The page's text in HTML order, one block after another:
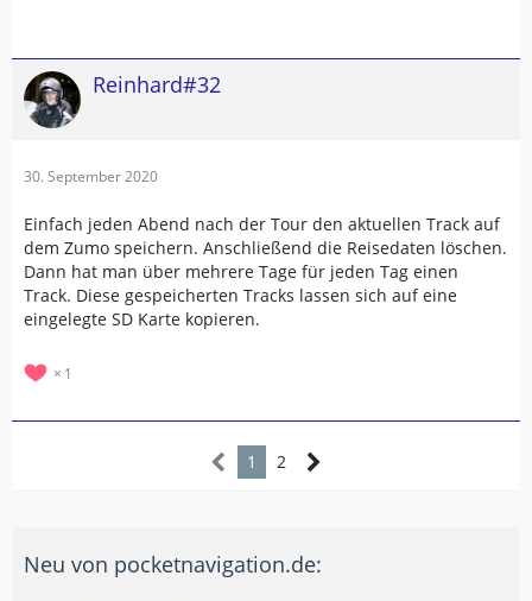
Reinhard#32
30. September 2020
Einfach jeden Abend nach der Tour den aktuellen Track auf
dem Zumo speichern. Anschließend die Reisedaten löschen.
Dann hat man über mehrere Tage für jeden Tag einen
Track. Diese gespeicherten Tracks lassen sich auf eine
eingelegte SD Karte kopieren.
1
1 2
Neu von pocketnavigation.de: